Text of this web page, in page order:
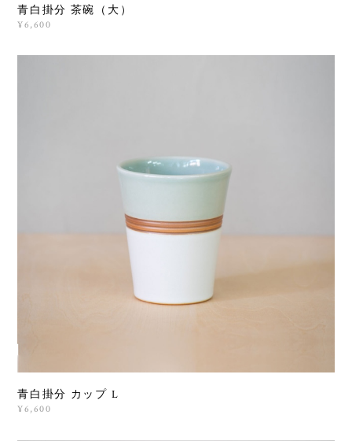
青白掛分 茶碗（大）
¥6,600
青白掛分 カップ L
¥6,600